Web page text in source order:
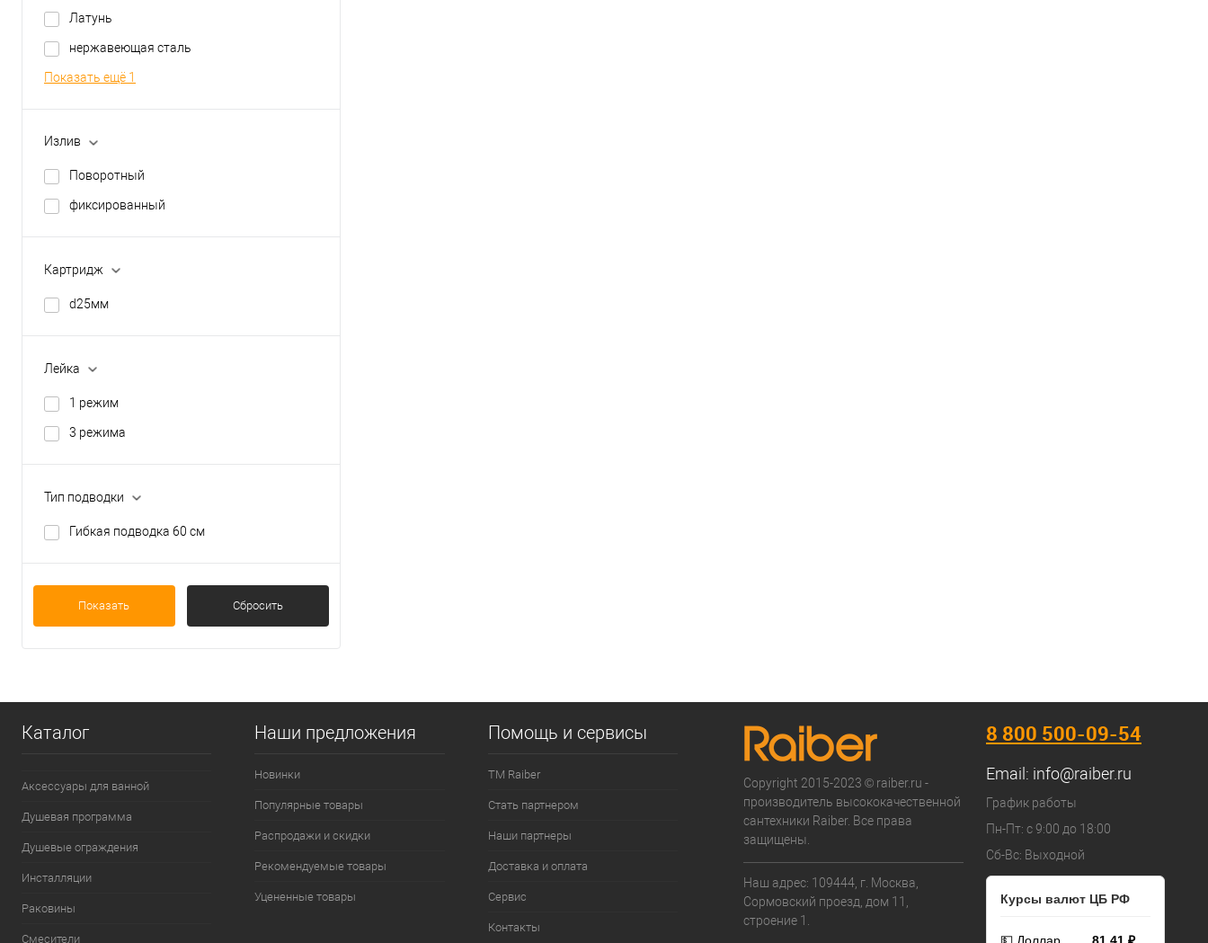
Латунь
нержавеющая сталь
Показать ещё 1
Излив
Поворотный
фиксированный
Картридж
d25мм
Лейка
1 режим
3 режима
Тип подводки
Гибкая подводка 60 см
Показать Сбросить
Каталог
Аксессуары для ванной
Душевая программа
Душевые ограждения
Инсталляции
Раковины
Смесители
Наши предложения
Новинки
Популярные товары
Распродажи и скидки
Рекомендуемые товары
Уцененные товары
Помощь и сервисы
ТМ Raiber
Стать партнером
Наши партнеры
Доставка и оплата
Сервис
Контакты
Copyright 2015-2023 © raiber.ru -
производитель высококачественной
сантехники Raiber. Все права
защищены.
Наш адрес: 109444, г. Москва,
Cормовский проезд, дом 11,
строение 1.
8 800 500-09-54
Email: info@raiber.ru
График работы
Пн-Пт: с 9:00 до 18:00
Сб-Вс: Выходной
Курсы валют ЦБ РФ